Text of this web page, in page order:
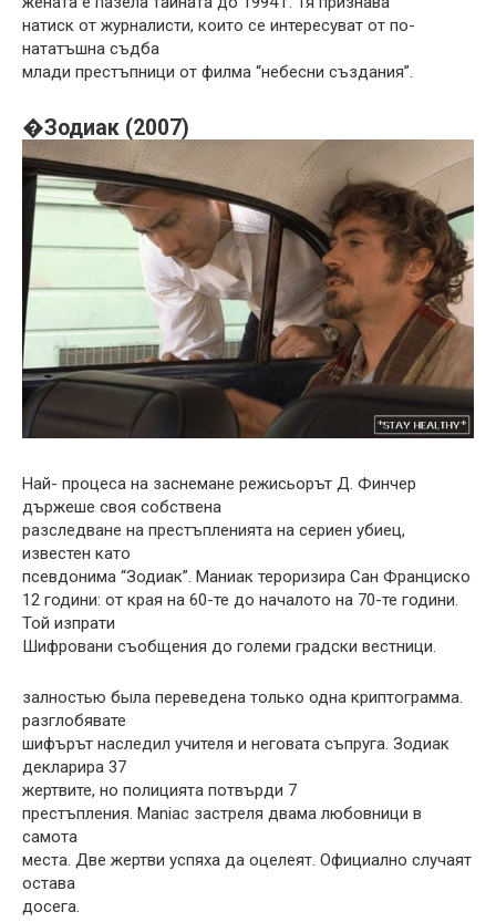
натиск от журналисти, които се интересуват от по-
нататъшна съдба
млади престъпници от филма “небесни създания”.
�Зодиак (2007)
Най- процеса на заснемане режисьорът Д. Финчер
държеше своя собствена
разследване на престъпленията на сериен убиец,
известен като
псевдонима “Зодиак”. Маниак тероризира Сан Франциско
12 години: от края на 60-те до началото на 70-те години.
Той изпрати
Шифровани съобщения до големи градски вестници.
залностью была переведена только одна криптограмма.
разглобявате
шифърът наследил учителя и неговата съпруга. Зодиак
декларира 37
жертвите, но полицията потвърди 7
престъпления. Maniac застреля двама любовници в
самота
места. Две жертви успяха да оцелеят. Официално случаят
остава
досега.